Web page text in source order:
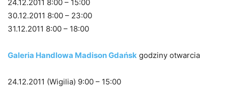
24.12.2011 8:00 – 15:00
30.12.2011 8:00 – 23:00
31.12.2011 8:00 – 18:00
Galeria Handlowa Madison Gdańsk godziny otwarcia
24.12.2011 (Wigilia) 9:00 – 15:00